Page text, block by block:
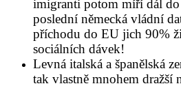
imigranti potom míří dál
poslední německá vládní
příchodu do EU jich 90%
sociálních dávek!
Levná italská a španělská
tak vlastně mnohem dražší